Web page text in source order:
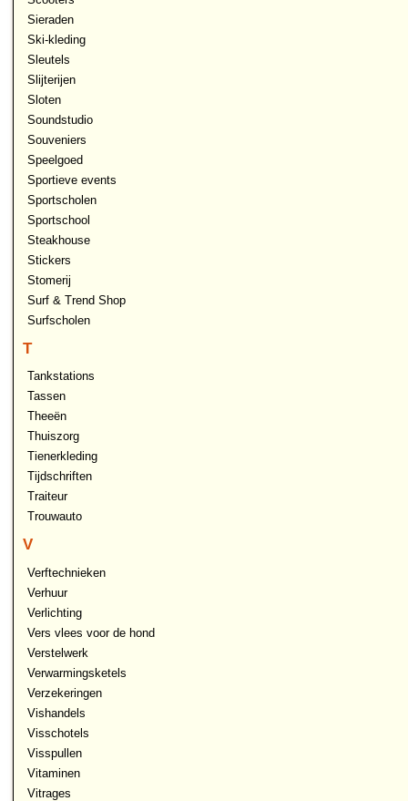
Sieraden
Ski-kleding
Sleutels
Slijterijen
Sloten
Soundstudio
Souveniers
Speelgoed
Sportieve events
Sportscholen
Sportschool
Steakhouse
Stickers
Stomerij
Surf & Trend Shop
Surfscholen
T
Tankstations
Tassen
Theeën
Thuiszorg
Tienerkleding
Tijdschriften
Traiteur
Trouwauto
V
Verftechnieken
Verhuur
Verlichting
Vers vlees voor de hond
Verstelwerk
Verwarmingsketels
Verzekeringen
Vishandels
Visschotels
Visspullen
Vitaminen
Vitrages